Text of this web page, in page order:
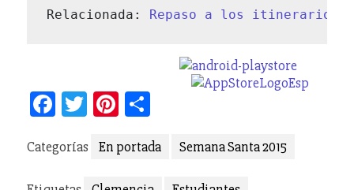
Relacionada: Repaso a los itinerarios
Facebook
TwitterPinterest
Categorías En portada Semana Santa 2015